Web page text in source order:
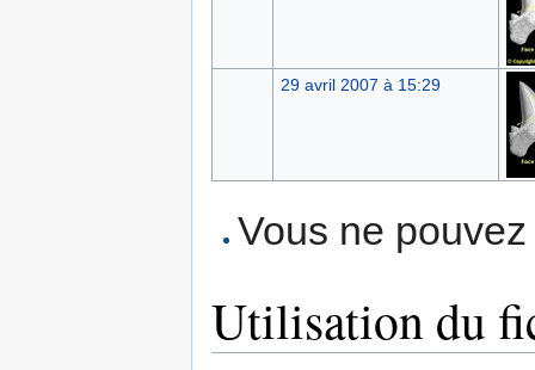
29 avril 2007 à 15:29
Vous ne
Utilisation du